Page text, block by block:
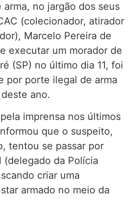
no jargão dos seus
(colecionador, atirador
Marcelo Pereira de
executar um morador de
(SP) no último dia 11, foi
por porte ilegal de arma
ano.
imprensa nos últimos
que o suspeito,
tentou se passar por
da Polícia
criar uma
armado no meio da